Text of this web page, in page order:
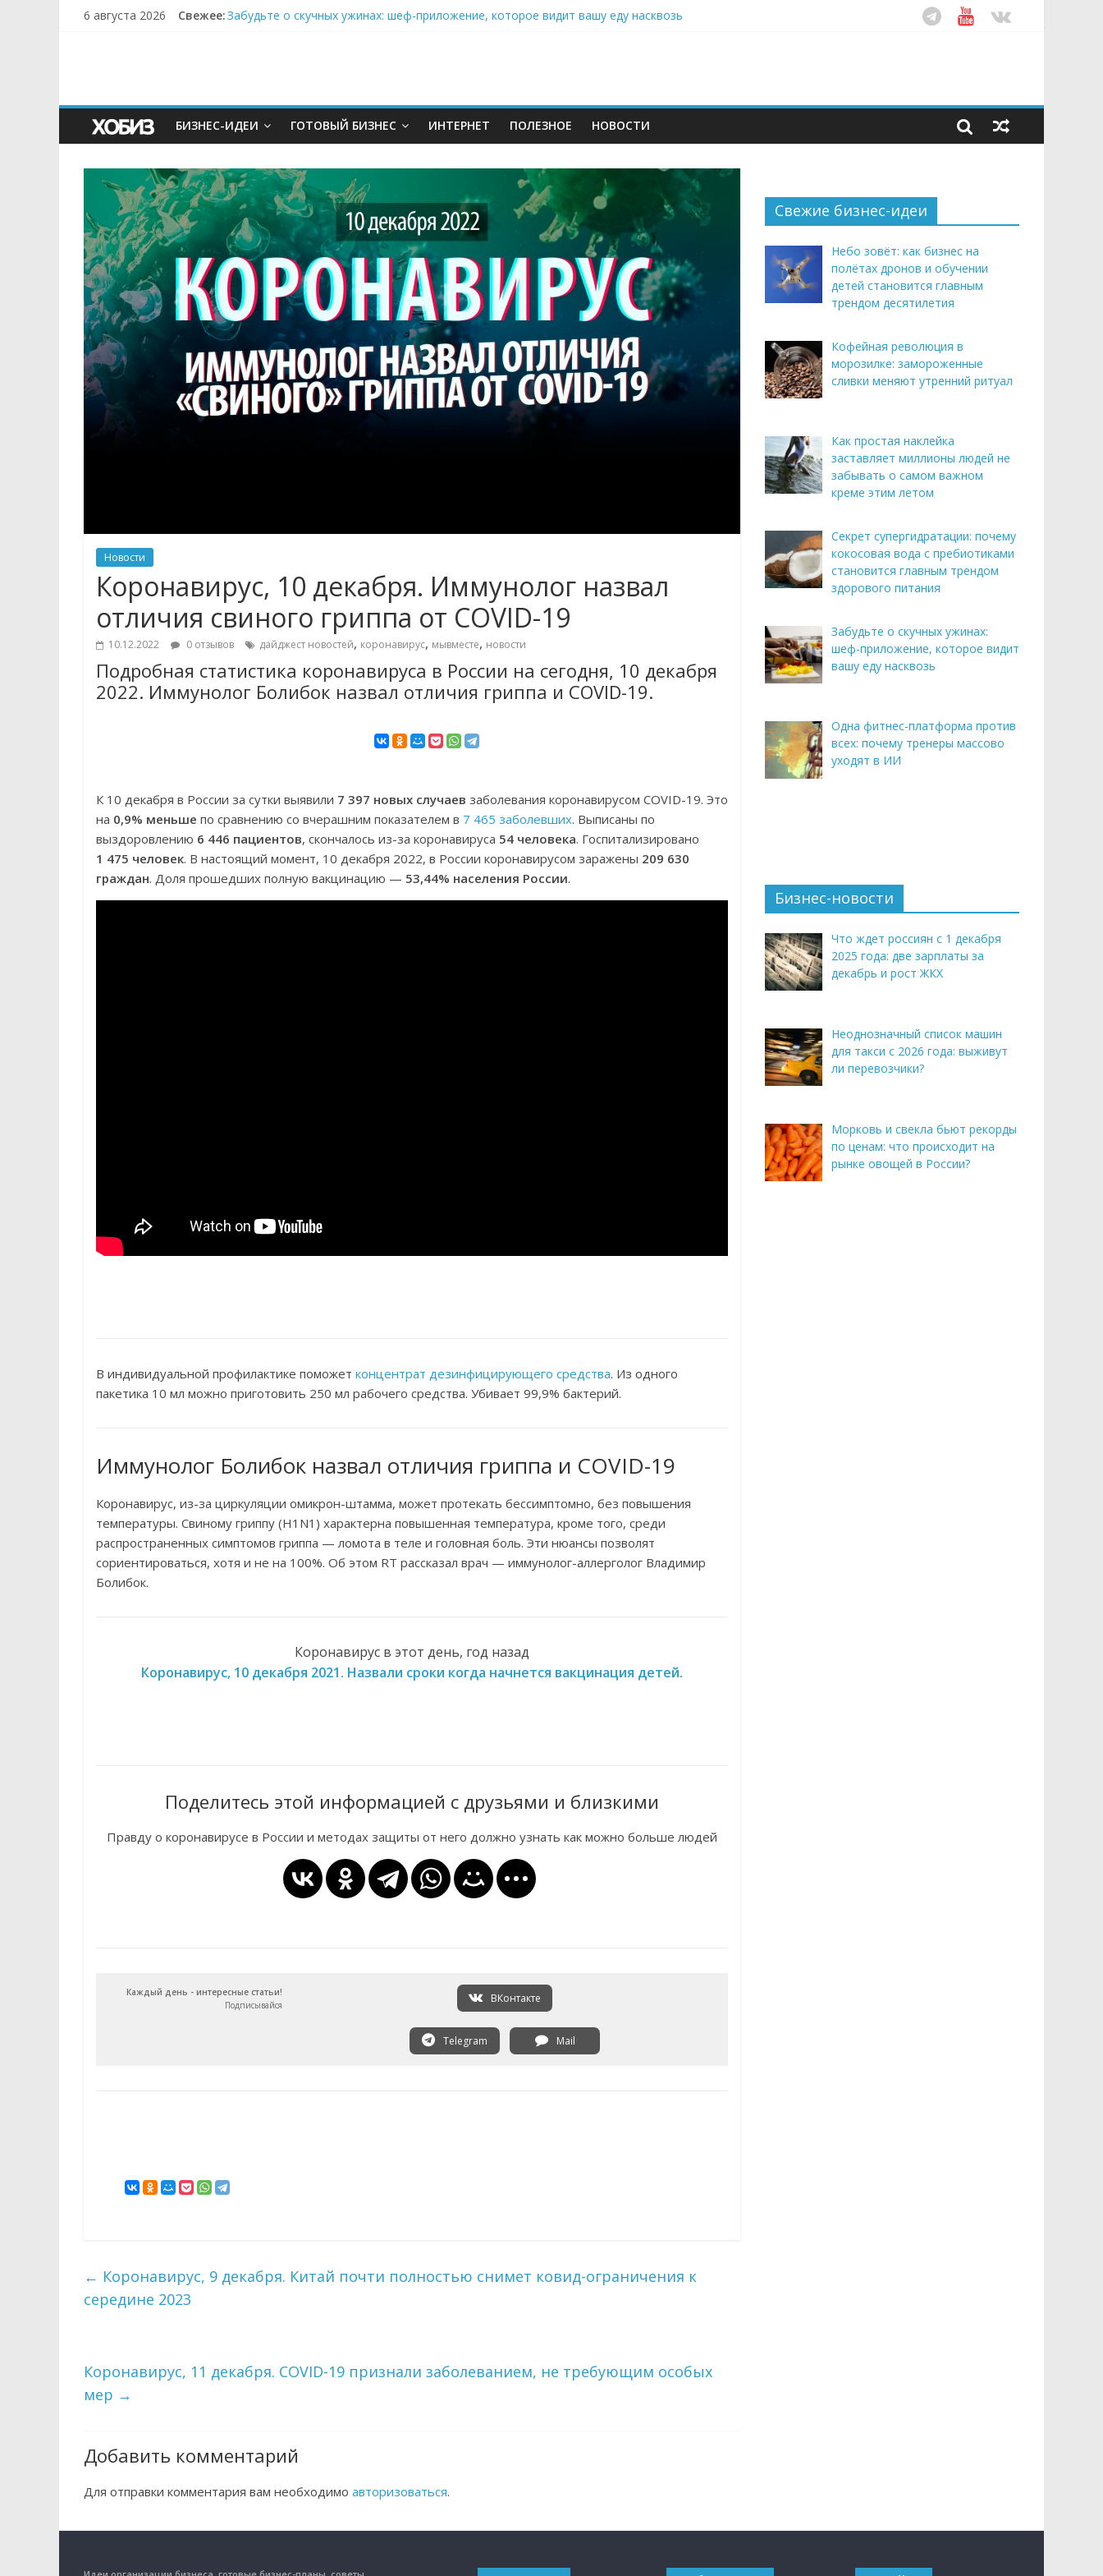
6 августа 2026 Свежее:Забудьте о скучных ужинах: шеф-приложение, которое видит вашу еду насквозь
БИЗНЕС-ИДЕИ ГОТОВЫЙ БИЗНЕС ИНТЕРНЕТ ПОЛЕЗНОЕ НОВОСТИ
Новости
Коронавирус, 10 декабря. Иммунолог назвал
отличия свиного гриппа от COVID-19
10.12.2022 0 отзывов дайджест новостей, коронавирус, мывместе, новости
Подробная статистика коронавируса в России на сегодня, 10 декабря
2022. Иммунолог Болибок назвал отличия гриппа и COVID-19.
К 10 декабря в России за сутки выявили 7 397 новых случаев заболевания коронавирусом COVID-19. Это
на 0,9% меньше по сравнению со вчерашним показателем в 7 465 заболевших. Выписаны по
выздоровлению 6 446 пациентов, скончалось из-за коронавируса 54 человека. Госпитализировано
1 475 человек. В настоящий момент, 10 декабря 2022, в России коронавирусом заражены 209 630
граждан. Доля прошедших полную вакцинацию — 53,44% населения России.
В индивидуальной профилактике поможет концентрат дезинфицирующего средства. Из одного
пакетика 10 мл можно приготовить 250 мл рабочего средства. Убивает 99,9% бактерий.
Иммунолог Болибок назвал отличия гриппа и COVID-19
Коронавирус, из-за циркуляции омикрон-штамма, может протекать бессимптомно, без повышения
температуры. Свиному гриппу (H1N1) характерна повышенная температура, кроме того, среди
распространенных симптомов гриппа — ломота в теле и головная боль. Эти нюансы позволят
сориентироваться, хотя и не на 100%. Об этом RT рассказал врач — иммунолог-аллерголог Владимир
Болибок.
Коронавирус в этот день, год назад
Коронавирус, 10 декабря 2021. Назвали сроки когда начнется вакцинация детей.
Поделитесь этой информацией с друзьями и близкими
Правду о коронавирусе в России и методах защиты от него должно узнать как можно больше людей
Каждый день - интересные статьи!
Подписывайся
ВКонтакте
Telegram Mail
← Коронавирус, 9 декабря. Китай почти полностью снимет ковид-ограничения к
середине 2023
Коронавирус, 11 декабря. COVID-19 признали заболеванием, не требующим особых
мер →
Добавить комментарий
Для отправки комментария вам необходимо авторизоваться.
Свежие бизнес-идеи
Небо зовёт: как бизнес на
полётах дронов и обучении
детей становится главным
трендом десятилетия
Кофейная революция в
морозилке: замороженные
сливки меняют утренний ритуал
Как простая наклейка
заставляет миллионы людей не
забывать о самом важном
креме этим летом
Секрет супергидратации: почему
кокосовая вода с пребиотиками
становится главным трендом
здорового питания
Забудьте о скучных ужинах:
шеф-приложение, которое видит
вашу еду насквозь
Одна фитнес-платформа против
всех: почему тренеры массово
уходят в ИИ
Бизнес-новости
Что ждет россиян с 1 декабря
2025 года: две зарплаты за
декабрь и рост ЖКХ
Неоднозначный список машин
для такси с 2026 года: выживут
ли перевозчики?
Морковь и свекла бьют рекорды
по ценам: что происходит на
рынке овощей в России?